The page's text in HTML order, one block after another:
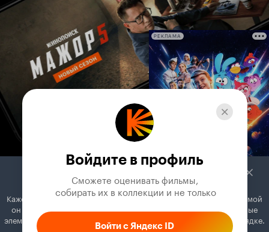
РЕКЛАМА
Войдите в профиль
Сможете оценивать фильмы,
собирать их в коллекции и не только
Войти с Яндекс ID
Кажется, вы используете блокировщик рекламы. Вместе с рекламой
он может отключать постеры, папки с фильмами и другие важные
элементы. Добавьте Кинопоиск в исключения, и всё будет в порядке.